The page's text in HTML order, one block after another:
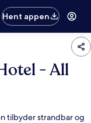
Hent appen
- All
tilbyder strandbar og